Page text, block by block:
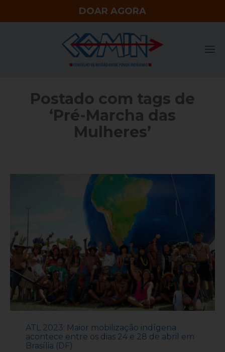
DOAR AGORA
Postado com tags de
‘Pré-Marcha das
Mulheres’
ATL 2023: Maior mobilização indígena
acontece entre os dias 24 e 28 de abril em
Brasília (DF)